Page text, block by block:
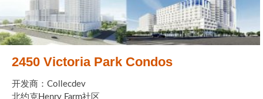
大多伦多交通网络
常用查询工具
地产杂谈
2450 Victoria Park Condos
开发商：Collecdev
北约克Henry Farm社区